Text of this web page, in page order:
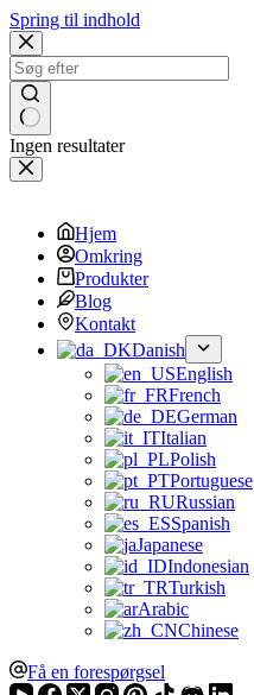
Spring til indhold
Ingen resultater
Hjem
Omkring
Produkter
Blog
Kontakt
Danish
English
French
German
Italian
Polish
Portuguese
Russian
Spanish
Japanese
Indonesian
Turkish
Arabic
Chinese
Få en forespørgsel